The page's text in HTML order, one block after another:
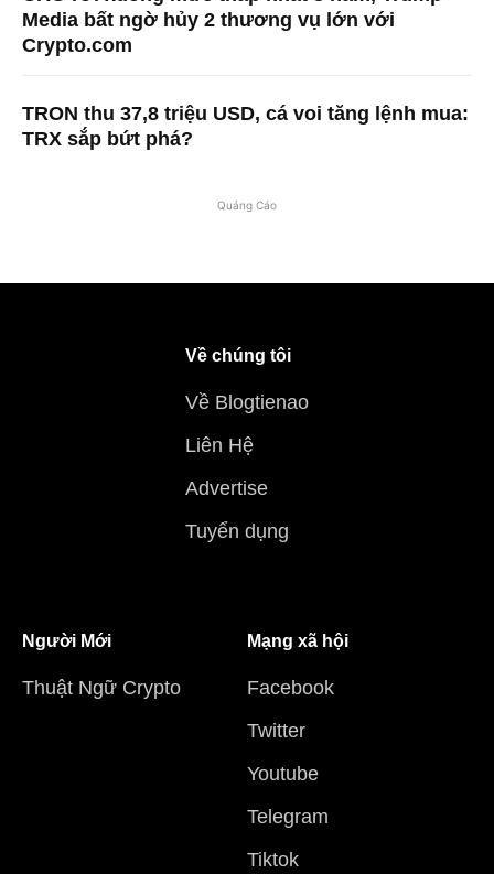
Media bất ngờ hủy 2 thương vụ lớn với
Crypto.com
TRON thu 37,8 triệu USD, cá voi tăng lệnh mua:
TRX sắp bứt phá?
Quảng Cáo
Về chúng tôi
Về Blogtienao
Liên Hệ
Advertise
Tuyển dụng
Người Mới
Thuật Ngữ Crypto
Mạng xã hội
Facebook
Twitter
Youtube
Telegram
Tiktok